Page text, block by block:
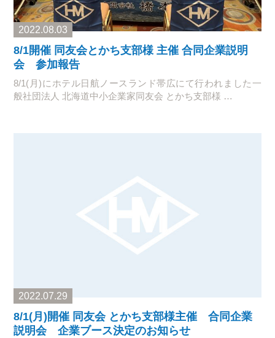
2022.08.03
8/1開催 同友会とかち支部様 主催 合同企業説明
会 参加報告
8/1(月)にホテル日航ノースランド帯広にて行われました一
般社団法人 北海道中小企業家同友会 とかち支部様 …
2022.07.29
8/1(月)開催 同友会 とかち支部様主催 合同企業
説明会 企業ブース決定のお知らせ